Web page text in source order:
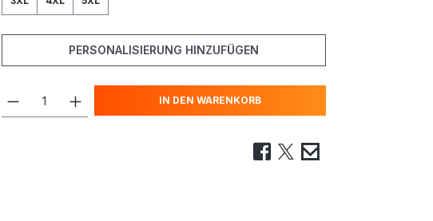
PERSONALISIERUNG HINZUFÜGEN
IN DEN WARENKORB